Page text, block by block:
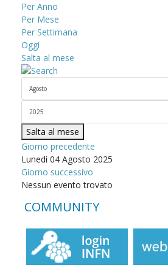
Per Anno
Per Mese
Per Settimana
Oggi
Salta al mese
Salta al mese
Giorno precedente
Lunedì 04 Agosto 2025
Giorno successivo
Nessun evento trovato
COMMUNITY